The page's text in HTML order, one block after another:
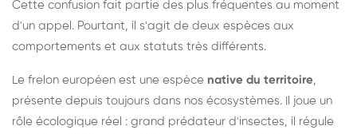
Cette confusion fait partie des plus fréquentes au moment
d'un appel. Pourtant, il s'agit de deux espèces aux
comportements et aux statuts très différents.
Le frelon européen est une espèce native du territoire,
présente depuis toujours dans nos écosystèmes. Il joue un
rôle écologique réel : grand prédateur d'insectes, il régule